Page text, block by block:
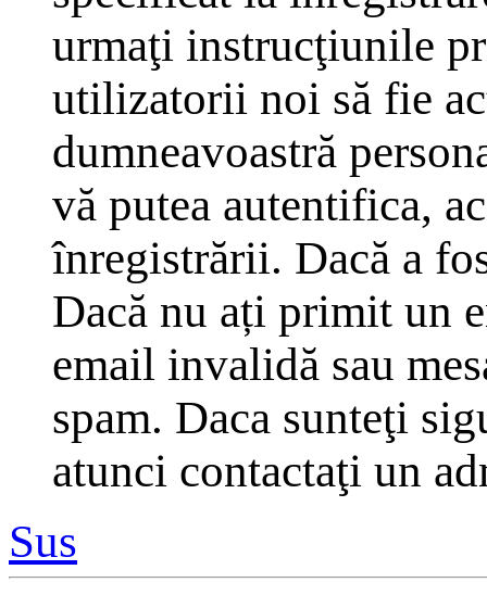
urmaţi instrucţiunile
utilizatorii noi să fie
dumneavoastră
vă putea autentifica,
înregistrării. Dacă a
Dacă nu ați primit un
email invalidă sau
spam. Daca sunteţi
atunci contactaţi un
Sus